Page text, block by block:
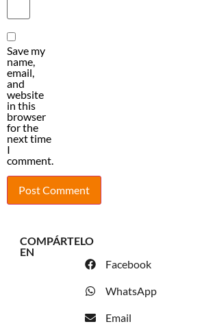
Save my
name,
email,
and
website
in this
browser
for the
next time
I
comment.
COMPÁRTELO
EN
Facebook
WhatsApp
Email